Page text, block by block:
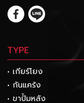
TYPE
• เกียร์โยง
• กันแคร้ง
• ขาปั้มหลัง